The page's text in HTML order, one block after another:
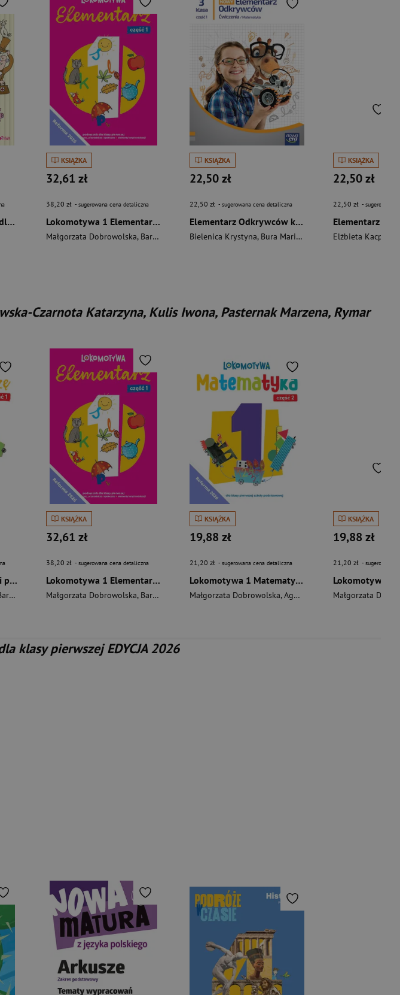
Rymar Katarzyna
Lektury Zeszyt ćwiczeń dla 2 klasy Nowa wersja
KSIĄŻKA
32,61 zł
38,20 zł - sugerowana cena detaliczna
Lokomotywa 1 Elementarz cz 1 Podręcznik dla klasy pierwszej EDYCJA 2026
Małgorzata Dobrowolska, Barbara Szczawińska ,Królikowska-Czarnota Katarzyna,Kulis Iwona
KSIĄŻKA
22,50 zł
22,50 zł - sugerowana cena detaliczna
Elementarz Odkrywców klasa 3 część 1 zeszyt ćwiczeń Matematyka EDYCJA 2025
Bielenica Krystyna, Bura Maria , Kwil Małgorzata
KSIĄŻKA
22,50 zł
22,50 zł - sugerowana
Elżbieta Kacprzak
Czarnota Katarzyna, Kulis Iwona, Pasternak Marzena, Rymar
Katarzyna,Kulis Iwona,Pasternak Marzena Rymar Katarzyna
Lokomotywa 1 Czytam i piszę Ćwiczenia cz 1 EDYCJA 2026
Szczawińska ,Królikowska-Czarnota Katarzyna,Kulis Iwona,Pasternak Marzena Rymar Katarzyna
KSIĄŻKA
32,61 zł
38,20 zł - sugerowana cena detaliczna
Lokomotywa 1 Elementarz cz 1 Podręcznik dla klasy pierwszej EDYCJA 2026
Małgorzata Dobrowolska, Barbara Szczawińska ,Królikowska-Czarnota Katarzyna,Kulis Iwona
KSIĄŻKA
19,88 zł
21,20 zł - sugerowana cena detaliczna
Lokomotywa 1 Matematyka Ćwiczenia cz 2EDYCJA 2026
Małgorzata Dobrowolska,Agnieszka Szulc
KSIĄŻKA
19,88 zł
21,20 zł - sugerowana
Małgorzata
klasy pierwszej EDYCJA 2026